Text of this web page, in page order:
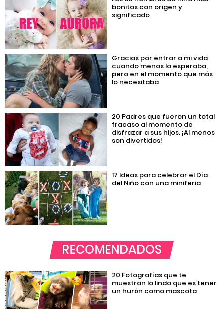
bonitos con origen y
significado
Gracias por entrar a mi vida
cuando menos lo esperaba,
pero en el momento que más
lo necesitaba
20 Padres que fueron un total
fracaso al momento de
disfrazar a sus hijos. ¡Al menos
son divertidos!
17 Ideas para celebrar el Día
del Niño con una miniferia
RECOMENDADOS
20 Fotografías que te
muestran lo lindo que es tener
un hurón como mascota